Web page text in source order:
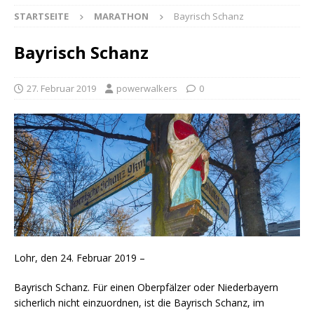
STARTSEITE MARATHON Bayrisch Schanz
Bayrisch Schanz
27. Februar 2019 powerwalkers 0
Lohr, den 24. Februar 2019 –
Bayrisch Schanz. Für einen Oberpfälzer oder Niederbayern
sicherlich nicht einzuordnen, ist die Bayrisch Schanz, im